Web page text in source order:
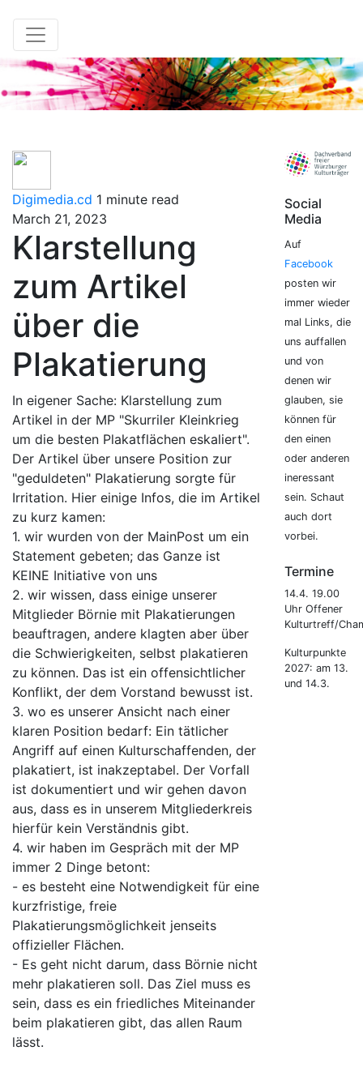
Digimedia.cd 1 minute read
March 21, 2023
Klarstellung
zum Artikel
über die
Plakatierung
In eigener Sache: Klarstellung zum
Artikel in der MP "Skurriler Kleinkrieg
um die besten Plakatflächen eskaliert".
Der Artikel über unsere Position zur
"geduldeten" Plakatierung sorgte für
Irritation. Hier einige Infos, die im Artikel
zu kurz kamen:
1. wir wurden von der MainPost um ein
Statement gebeten; das Ganze ist
KEINE Initiative von uns
2. wir wissen, dass einige unserer
Mitglieder Börnie mit Plakatierungen
beauftragen, andere klagten aber über
die Schwierigkeiten, selbst plakatieren
zu können. Das ist ein offensichtlicher
Konflikt, der dem Vorstand bewusst ist.
3. wo es unserer Ansicht nach einer
klaren Position bedarf: Ein tätlicher
Angriff auf einen Kulturschaffenden, der
plakatiert, ist inakzeptabel. Der Vorfall
ist dokumentiert und wir gehen davon
aus, dass es in unserem Mitgliederkreis
hierfür kein Verständnis gibt.
4. wir haben im Gespräch mit der MP
immer 2 Dinge betont:
- es besteht eine Notwendigkeit für eine
kurzfristige, freie
Plakatierungsmöglichkeit jenseits
offizieller Flächen.
- Es geht nicht darum, dass Börnie nicht
mehr plakatieren soll. Das Ziel muss es
sein, dass es ein friedliches Miteinander
beim plakatieren gibt, das allen Raum
lässt.
Social
Media
Auf
Facebook
posten wir
immer wieder
mal Links, die
uns auffallen
und von
denen wir
glauben, sie
können für
den einen
oder anderen
ineressant
sein. Schaut
auch dort
vorbei.
Termine
14.4. 19.00
Uhr Offener
Kulturtreff/
Kulturpunkte
2027: am 13.
und 14.3.